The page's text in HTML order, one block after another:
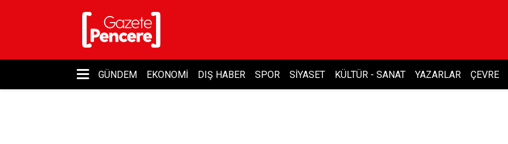
GÜNDEM EKONOMI DIŞ HABER SPOR SIYASET KÜLTÜR - SANAT YAZARLAR ÇEVRE